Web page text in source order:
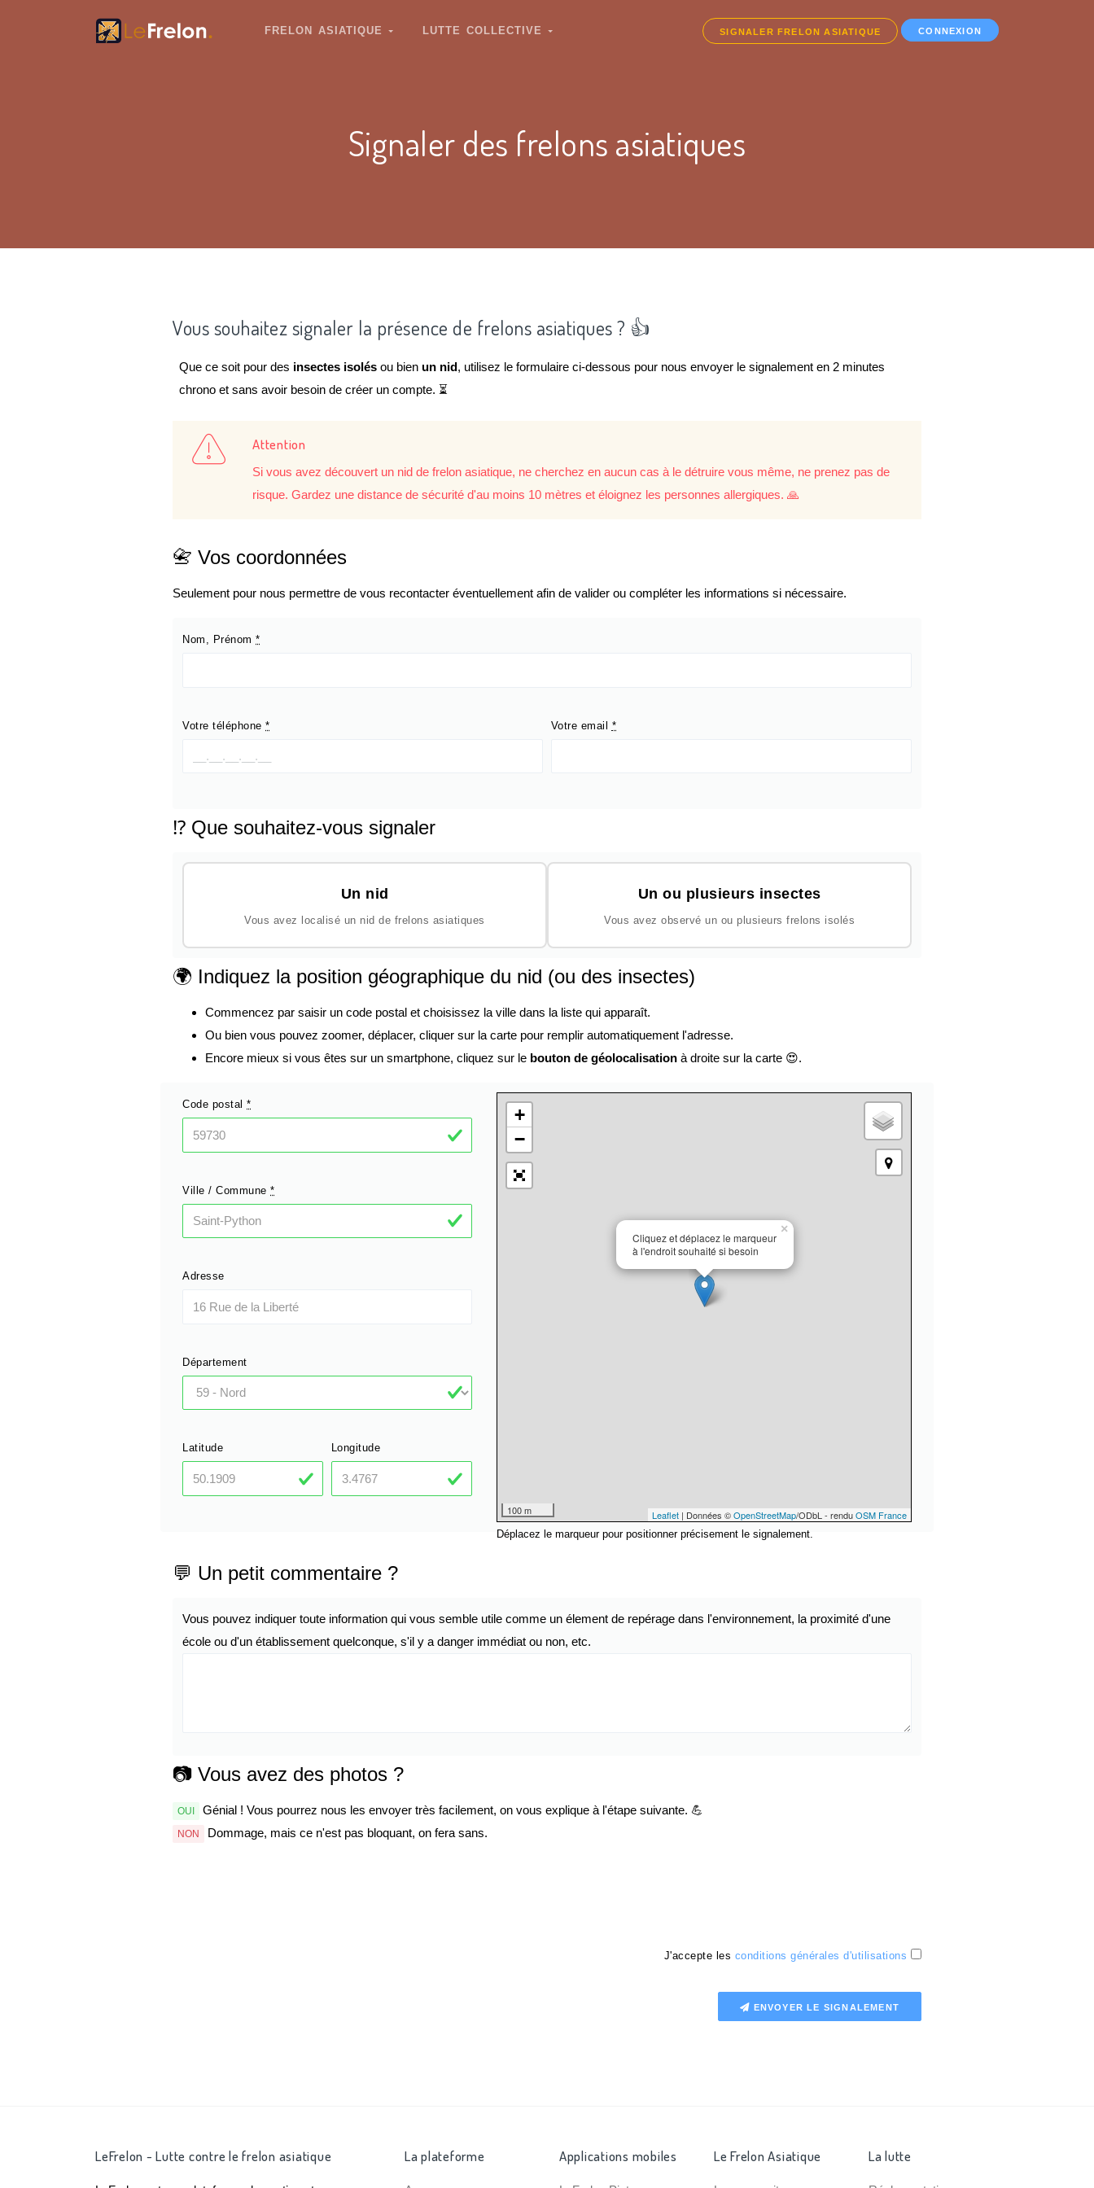
FRELON ASIATIQUE LUTTE COLLECTIVE SIGNALER FRELON ASIATIQUE CONNEXION
Signaler des frelons asiatiques
Vous souhaitez signaler la présence de frelons asiatiques ? 👍
Que ce soit pour des insectes isolés ou bien un nid, utilisez le formulaire ci-dessous pour nous envoyer le signalement en 2 minutes
chrono et sans avoir besoin de créer un compte. ⏳
Attention
Si vous avez découvert un nid de frelon asiatique, ne cherchez en aucun cas à le détruire vous même, ne prenez pas de
risque. Gardez une distance de sécurité d'au moins 10 mètres et éloignez les personnes allergiques. 🙏
📇 Vos coordonnées
Seulement pour nous permettre de vous recontacter éventuellement afin de valider ou compléter les informations si nécessaire.
Nom, Prénom *
Votre téléphone * Votre email *
⁉️ Que souhaitez-vous signaler
Un nid
Vous avez localisé un nid de frelons asiatiques
Un ou plusieurs insectes
Vous avez observé un ou plusieurs frelons isolés
🌍 Indiquez la position géographique du nid (ou des insectes)
Commencez par saisir un code postal et choisissez la ville dans la liste qui apparaît.
Ou bien vous pouvez zoomer, déplacer, cliquer sur la carte pour remplir automatiquement l'adresse.
Encore mieux si vous êtes sur un smartphone, cliquez sur le bouton de géolocalisation à droite sur la carte 😍.
Code postal *
Ville / Commune *
Adresse
Département
Latitude Longitude
Cliquez et déplacez le marqueur
à l'endroit souhaité si besoin
×
+
−
100 m Leaflet| Données ©OpenStreetMap/ODbL - renduOSM France
Déplacez le marqueur pour positionner précisement le signalement.
💬 Un petit commentaire ?
Vous pouvez indiquer toute information qui vous semble utile comme un élement de repérage dans l'environnement, la proximité d'une
école ou d'un établissement quelconque, s'il y a danger immédiat ou non, etc.
📷 Vous avez des photos ?
OUI Génial ! Vous pourrez nous les envoyer très facilement, on vous explique à l'étape suivante. 💪
NON Dommage, mais ce n'est pas bloquant, on fera sans.
J'accepte les conditions générales d'utilisations
ENVOYER LE SIGNALEMENT
La plateforme Applications mobiles Le Frelon Asiatique La lutte
LeFrelon - Lutte contre le frelon asiatique